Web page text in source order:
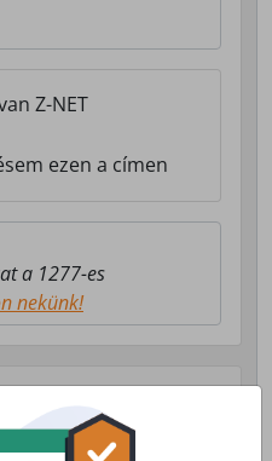
Z-NET
ezen a címen
a 1277-es
nekünk!
érdekli!